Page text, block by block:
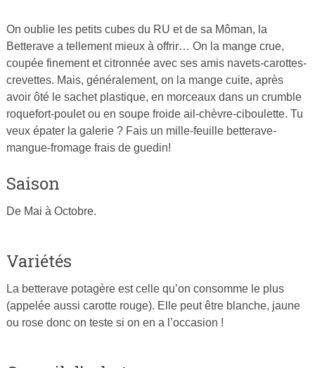
Publié
le
25
février
2015
par
Cuisine
Ta
On oublie les petits cubes du RU et de sa Môman, la
Betterave a tellement mieux à offrir… On la mange crue,
coupée finement et citronnée avec ses amis navets-carottes-
crevettes. Mais, généralement, on la mange cuite, après
avoir ôté le sachet plastique, en morceaux dans un crumble
roquefort-poulet ou en soupe froide ail-chèvre-ciboulette. Tu
veux épater la galerie ? Fais un mille-feuille betterave-
mangue-fromage frais de guedin!
Saison
De Mai à Octobre.
Variétés
La betterave potagère est celle qu’on consomme le plus
(appelée aussi carotte rouge). Elle peut être blanche, jaune
ou rose donc on teste si on en a l’occasion !